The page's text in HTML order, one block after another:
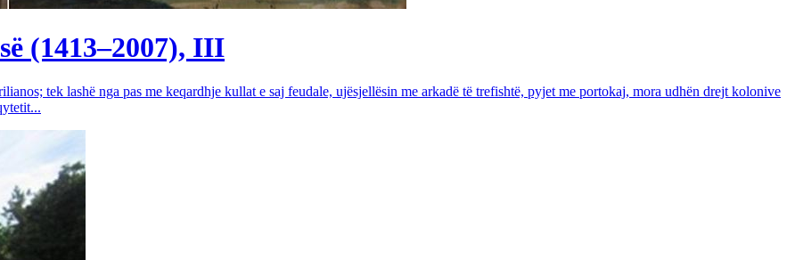
(1413–2007), III
tek lashë nga pas me keqardhje kullat e saj feudale, ujësjellësin me arkadë të trefishtë, pyjet me portokaj, mora udhën drejt kolonive